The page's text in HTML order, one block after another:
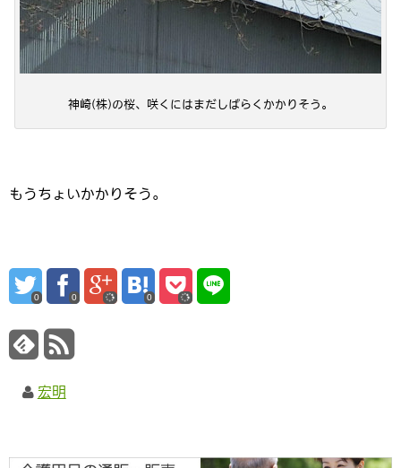
神崎(株)の桜、咲くにはまだしばらくかかりそう。
もうちょいかかりそう。
0 0 0
宏明